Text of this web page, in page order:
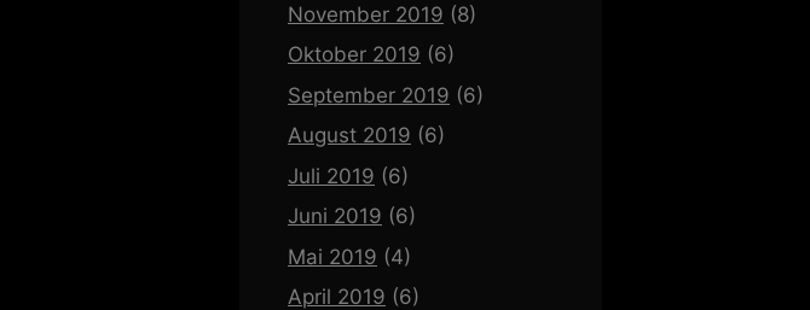
November 2019 (8)
Oktober 2019 (6)
September 2019 (6)
August 2019 (6)
Juli 2019 (6)
Juni 2019 (6)
Mai 2019 (4)
April 2019 (6)